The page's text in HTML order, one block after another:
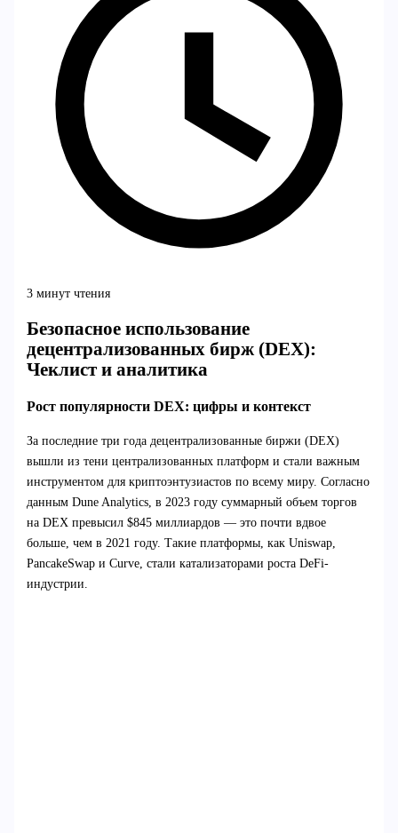
3 минут чтения
Безопасное использование
децентрализованных бирж (DEX):
Чеклист и аналитика
Рост популярности DEX: цифры и контекст
За последние три года децентрализованные биржи (DEX)
вышли из тени централизованных платформ и стали важным
инструментом для криптоэнтузиастов по всему миру. Согласно
данным Dune Analytics, в 2023 году суммарный объем торгов
на DEX превысил $845 миллиардов — это почти вдвое
больше, чем в 2021 году. Такие платформы, как Uniswap,
PancakeSwap и Curve, стали катализаторами роста DeFi-
индустрии.